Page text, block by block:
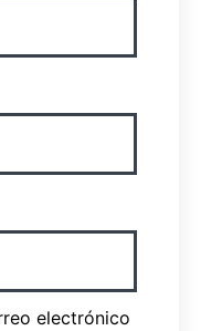
electrónico